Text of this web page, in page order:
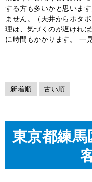
する方も多いかと思いま
ません。（天井からポタ
理は、気づくのが遅けれ
に時間もかかります。 一
新着順 古い順
東京都練